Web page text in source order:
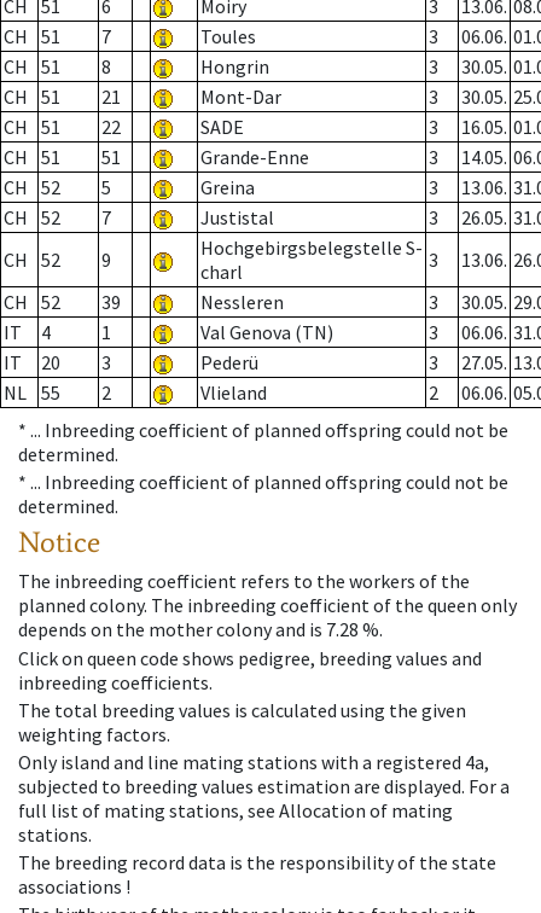
CH 51 6 Moiry 3 13.06.
CH
51 7 Toules 3 06.06.
CH
51 8 Hongrin 3 30.05.
CH
51 21 Mont-Dar 3 30.05.
CH
51 22 SADE 3 16.05.
CH
51 51 Grande-Enne 3 14.05.
CH
52 5 Greina 3 13.06.
CH
52 7 Justistal 3 26.05.
CH
52 9
Hochgebirgsbelegstelle S-
charl
3 13.06.
CH
52 39 Nessleren 3 30.05.
IT
4 1 Val Genova (TN) 3 06.06.
IT
20 3 Pederü 3 27.05.
NL 55 2 Vlieland 2 06.06.
* ... Inbreeding coefficient of planned offspring could not be
determined.
* ... Inbreeding coefficient of planned offspring could not be
determined.
Notice
The inbreeding coefficient refers to the workers of the
planned colony. The inbreeding coefficient of the queen only
depends on the mother colony and is 7.28 %.
Click on queen code shows pedigree, breeding values and
inbreeding coefficients.
The total breeding values is calculated using the given
weighting factors.
Only island and line mating stations with a registered 4a,
subjected to breeding values estimation are displayed. For a
full list of mating stations, see Allocation of mating
stations.
The breeding record data is the responsibility of the state
associations !